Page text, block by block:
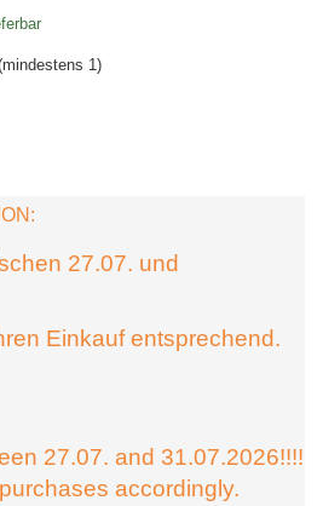
1)
27.07. und
Einkauf entsprechend.
27.07. and 31.07.2026!!!!
accordingly.